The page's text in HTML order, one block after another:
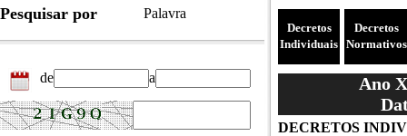
Pesquisar por Palavra
de a
Decretos
Individuais
Decretos
Normativos
Ano
DECRETOS